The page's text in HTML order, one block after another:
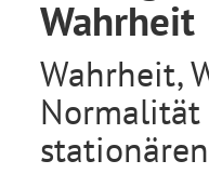
Wahrheit
Wahrheit,